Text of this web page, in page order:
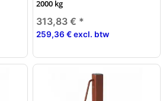
2000 kg
313,83 € *
259,36 € excl. btw